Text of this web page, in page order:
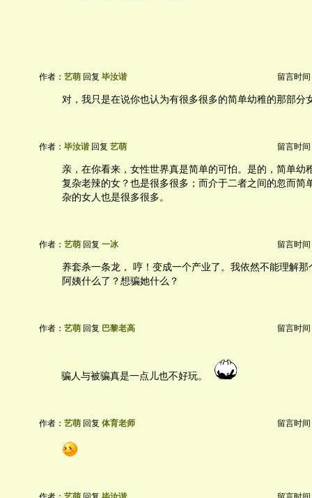
作者： 艺萌 回复 毕汝谐 留言时间
对，我只是在说你也认为有很多很多的简单幼稚的那部分
作者： 毕汝谐回复 艺萌 留言时间
亲，在你看来，女性世界真是简单的可怕。是的，简单幼
复杂老辣的女？也是很多很多；而介于二者之间的忽而简
杂的女人也是很多很多。
作者： 艺萌 回复 一冰 留言时间
养套杀一条龙， 哼！变成一个产业了。我依然不能理解
阿姨什么了？想骗她什么？
作者： 艺萌 回复 巴黎老高 留言时间
骗人与被骗真是一点儿也不好玩。
作者： 艺萌 回复 体育老师 留言时间